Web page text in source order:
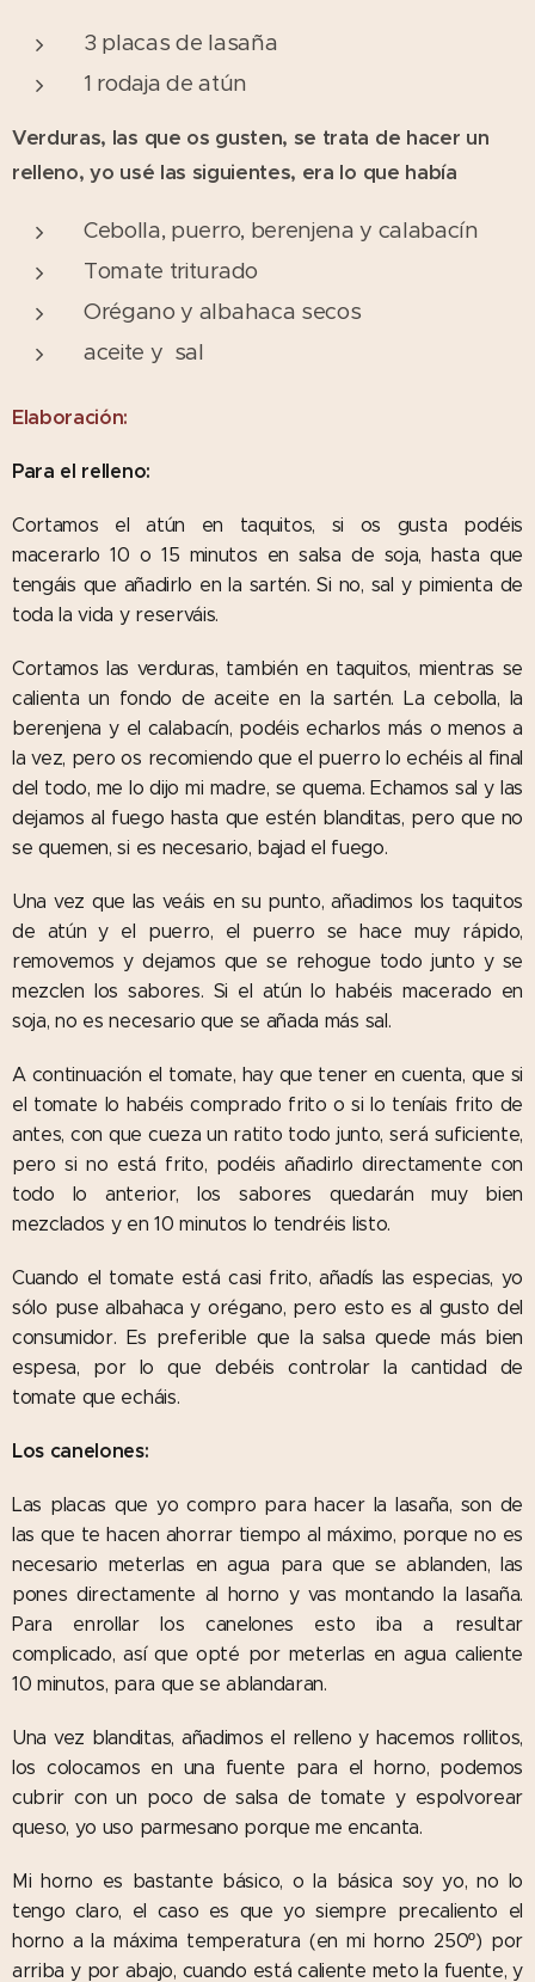
3 placas de lasaña
1 rodaja de atún
Verduras, las que os gusten, se trata de hacer un
relleno, yo usé las siguientes, era lo que había
Cebolla, puerro, berenjena y calabacín
Tomate triturado
Orégano y albahaca secos
aceite y sal
Elaboración:
Para el relleno:
Cortamos el atún en taquitos, si os gusta podéis
macerarlo 10 o 15 minutos en salsa de soja, hasta que
tengáis que añadirlo en la sartén. Si no, sal y pimienta de
toda la vida y reserváis.
Cortamos las verduras, también en taquitos, mientras se
calienta un fondo de aceite en la sartén. La cebolla, la
berenjena y el calabacín, podéis echarlos más o menos a
la vez, pero os recomiendo que el puerro lo echéis al final
del todo, me lo dijo mi madre, se quema. Echamos sal y las
dejamos al fuego hasta que estén blanditas, pero que no
se quemen, si es necesario, bajad el fuego.
Una vez que las veáis en su punto, añadimos los taquitos
de atún y el puerro, el puerro se hace muy rápido,
removemos y dejamos que se rehogue todo junto y se
mezclen los sabores. Si el atún lo habéis macerado en
soja, no es necesario que se añada más sal.
A continuación el tomate, hay que tener en cuenta, que si
el tomate lo habéis comprado frito o si lo teníais frito de
antes, con que cueza un ratito todo junto, será suficiente,
pero si no está frito, podéis añadirlo directamente con
todo lo anterior, los sabores quedarán muy bien
mezclados y en 10 minutos lo tendréis listo.
Cuando el tomate está casi frito, añadís las especias, yo
sólo puse albahaca y orégano, pero esto es al gusto del
consumidor. Es preferible que la salsa quede más bien
espesa, por lo que debéis controlar la cantidad de
tomate que echáis.
Los canelones:
Las placas que yo compro para hacer la lasaña, son de
las que te hacen ahorrar tiempo al máximo, porque no es
necesario meterlas en agua para que se ablanden, las
pones directamente al horno y vas montando la lasaña.
Para enrollar los canelones esto iba a resultar
complicado, así que opté por meterlas en agua caliente
10 minutos, para que se ablandaran.
Una vez blanditas, añadimos el relleno y hacemos rollitos,
los colocamos en una fuente para el horno, podemos
cubrir con un poco de salsa de tomate y espolvorear
queso, yo uso parmesano porque me encanta.
Mi horno es bastante básico, o la básica soy yo, no lo
tengo claro, el caso es que yo siempre precaliento el
horno a la máxima temperatura (en mi horno 250º) por
arriba y por abajo, cuando está caliente meto la fuente, y